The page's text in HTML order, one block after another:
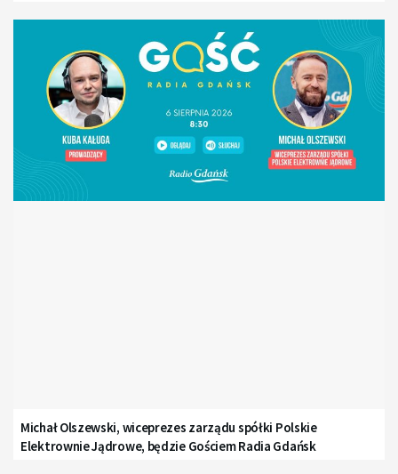
Michał Olszewski, wiceprezes zarządu spółki Polskie
Elektrownie Jądrowe, będzie Gościem Radia Gdańsk